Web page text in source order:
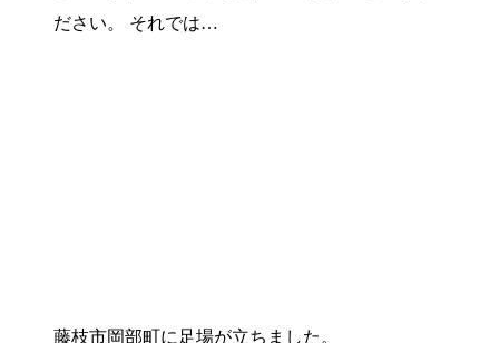
ださい。 それでは…
藤枝市岡部町に足場が立ちました。